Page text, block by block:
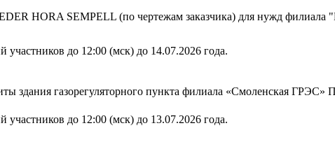
HORA SEMPELL (по чертежам заказчика) для нужд
до 12:00 (мск) до 14.07.2026 года.
здания газорегуляторного пункта филиала «Смоленская
до 12:00 (мск) до 13.07.2026 года.